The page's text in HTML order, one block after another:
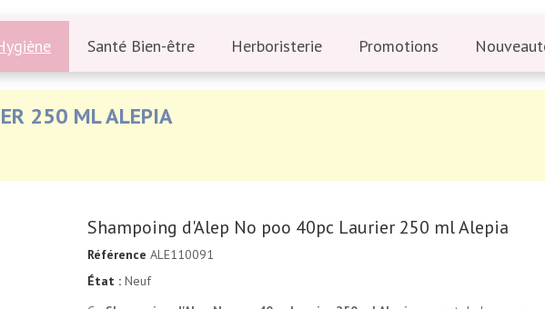
Santé Bien-être Herboristerie Promotions
250 ML ALEPIA
Shampoing d'Alep No poo 40pc Laurier 250 ml Alepia
Référence ALE110091
État : Neuf